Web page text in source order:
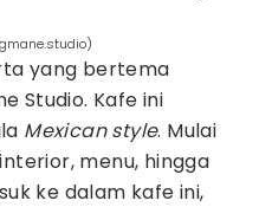
yang bertema
Studio. Kafe ini
Mexican style. Mulai
menu, hingga
ke dalam kafe ini,